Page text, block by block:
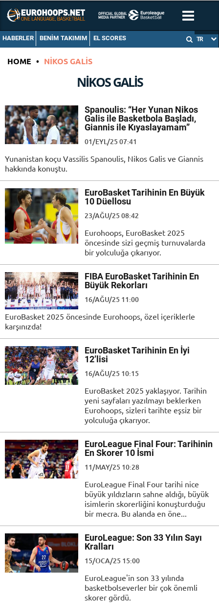
HABERLER BENIM TAKIMIM EL SCORES TR
HOME • NIKOS GALIS
NIKOS GALIS
Spanoulis: “Her Yunan Nikos
Galis ile Basketbola Başladı,
Giannis ile Kıyaslayamam”
01/EYL/25 07:41
Yunanistan koçu Vassilis Spanoulis, Nikos Galis ve Giannis
hakkında konuştu.
EuroBasket Tarihinin En Büyük
10 Düellosu
23/AĞU/25 08:42
Eurohoops, EuroBasket 2025
öncesinde sizi geçmiş turnuvalarda
bir yolculuğa çıkarıyor.
FIBA EuroBasket Tarihinin En
Büyük Rekorları
16/AĞU/25 11:00
EuroBasket 2025 öncesinde Eurohoops, özel içeriklerle
karşınızda!
EuroBasket Tarihinin En İyi
12’lisi
16/AĞU/25 10:15
EuroBasket 2025 yaklaşıyor. Tarihin
yeni sayfaları yazılmayı beklerken
Eurohoops, sizleri tarihte eşsiz bir
yolculuğa çıkarıyor.
EuroLeague Final Four: Tarihinin
En Skorer 10 İsmi
11/MAY/25 10:28
EuroLeague Final Four tarihi nice
büyük yıldızların sahne aldığı, büyük
isimlerin skorerliğini konuşturduğu
bir mecra. Bu alanda en öne...
EuroLeague: Son 33 Yılın Sayı
Kralları
15/OCA/25 15:00
EuroLeague'in son 33 yılında
basketbolseverler bir çok önemli
skorer gördü.